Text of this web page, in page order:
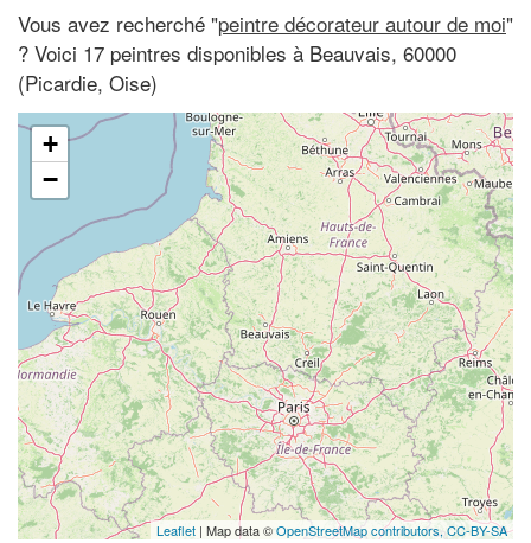
Vous avez recherché "peintre décorateur autour de moi"
? Voici 17 peintres disponibles à Beauvais, 60000
(Picardie, Oise)
+
−
Leaflet | Map data ©OpenStreetMap contributors, CC-BY-SA